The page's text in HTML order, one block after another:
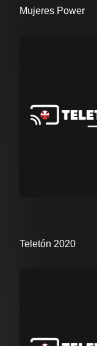
Mujeres Power
Teletón 2020